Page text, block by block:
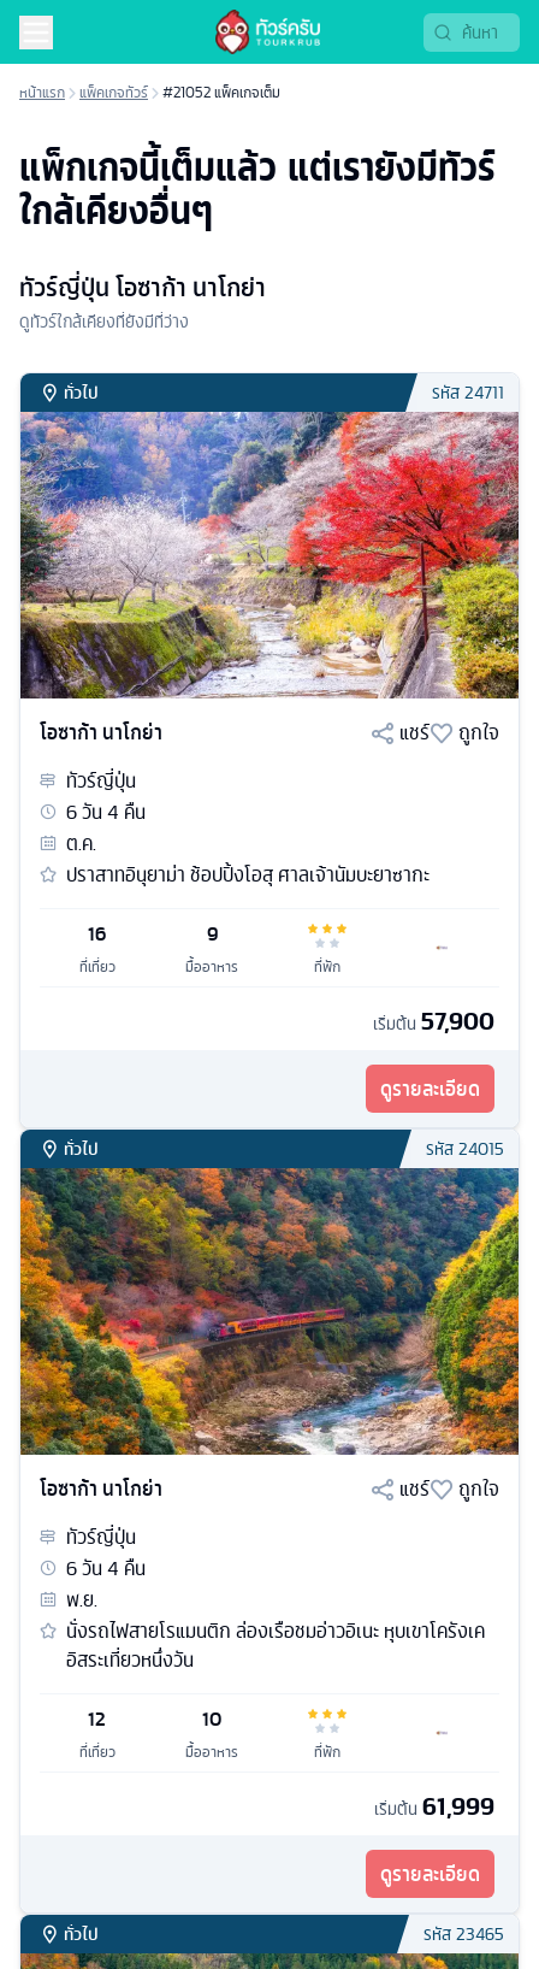
หน้าแรก แพ็คเกจทัวร์ #21052 แพ็คเกจเต็ม
แพ็กเกจนี้เต็มแล้ว แต่เรายังมีทัวร์
ใกล้เคียงอื่นๆ
ทัวร์ญี่ปุ่น โอซาก้า นาโกย่า
ดูทัวร์ใกล้เคียงที่ยังมีที่ว่าง
ทั่วไป รหัส24711
โอซาก้า นาโกย่า แชร์
ถูกใจ
ทัวร์ญี่ปุ่น
6วัน4 คืน
ต.ค.
ปราสาทอินุยาม่า ช้อปปิ้งโอสุ ศาลเจ้านัมบะยาซากะ
16
ที่เที่ยว
9
มื้ออาหาร ที่พัก
เริ่มต้น 57,900
ดูรายละเอียด
ทั่วไป รหัส24015
โอซาก้า นาโกย่า แชร์
ถูกใจ
ทัวร์ญี่ปุ่น
6วัน4 คืน
พ.ย.
นั่งรถไฟสายโรแมนติก ล่องเรือชมอ่าวอิเนะ หุบเขาโครังเค
อิสระเที่ยวหนึ่งวัน
12
ที่เที่ยว
10
มื้ออาหาร ที่พัก
เริ่มต้น 61,999
ดูรายละเอียด
ทั่วไป รหัส23465